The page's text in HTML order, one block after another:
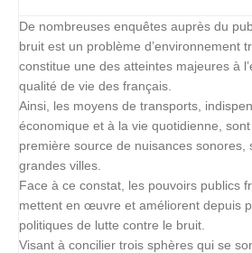
De nombreuses enquêtes auprès du
bruit est un problème d’environnement
constitue une des atteintes majeures à
qualité de vie des français.
Ainsi, les moyens de transports,
économique et à la vie quotidienne,
première source de nuisances sonores,
grandes villes.
Face à ce constat, les pouvoirs publics
mettent en œuvre et améliorent depuis
politiques de lutte contre le bruit.
Visant à concilier trois sphères qui se